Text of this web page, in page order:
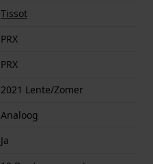
Tissot
PRX
PRX
2021 Lente/Zomer
Analoog
Ja